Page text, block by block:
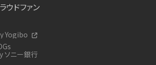
ウドファン
Yogibo
ニー銀行